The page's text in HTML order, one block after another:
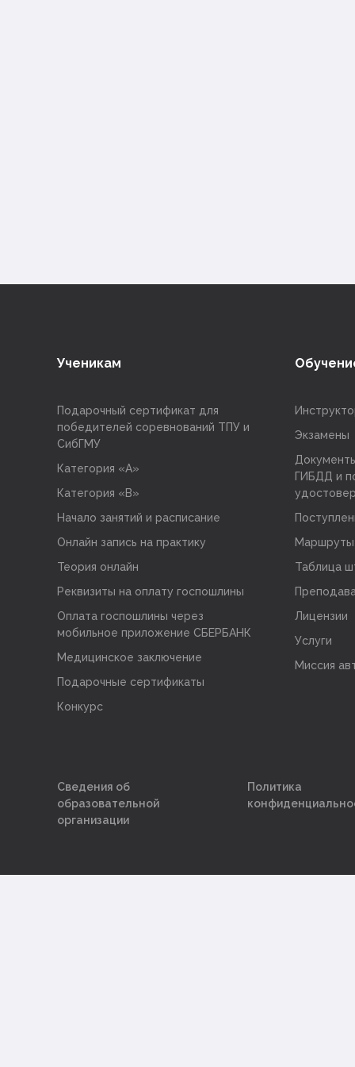
Экзамены
ГИБДД и
Маршруты
Таблица
Лицензии
Услуги
Миссия
Ученикам
Категория «A»
Категория «B»
Начало занятий и расписание
Онлайн запись на практику
Теория онлайн
Подарочные сертификаты
Реквизиты на оплату госпошлины
Конкурс
Оплата госпошлины через
мобильное приложение СБЕРБАНК
Медицинское заключение
Подарочный сертификат для
победителей соревнований ТПУ и
СибГМУ
Сведения об
образовательной
организации
Политика